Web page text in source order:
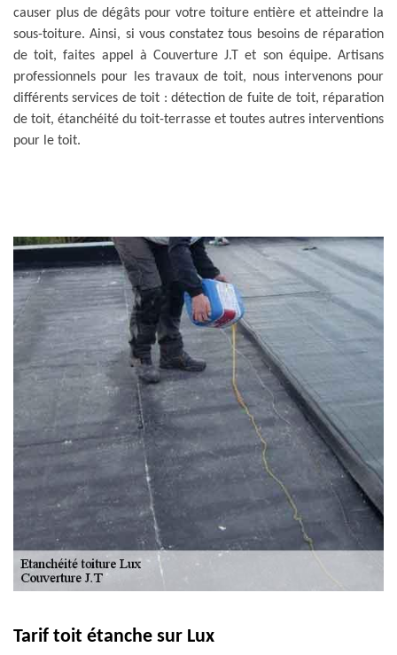
causer plus de dégâts pour votre toiture entière et atteindre la
sous-toiture. Ainsi, si vous constatez tous besoins de réparation
de toit, faites appel à Couverture J.T et son équipe. Artisans
professionnels pour les travaux de toit, nous intervenons pour
différents services de toit : détection de fuite de toit, réparation
de toit, étanchéité du toit-terrasse et toutes autres interventions
pour le toit.
Tarif toit étanche sur Lux